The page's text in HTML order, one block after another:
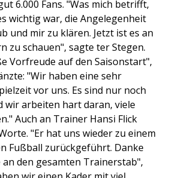
6.000 Fans. "Was mich betrifft,
wichtig war, die Angelegenheit
und mir zu klären. Jetzt ist es an
zu schauen", sagte ter Stegen.
Vorfreude auf den Saisonstart",
"Wir haben eine sehr
vor uns. Es sind nur noch
wir arbeiten hart daran, viele
Auch an Trainer Hansi Flick
"Er hat uns wieder zu einem
Fußball zurückgeführt. Danke
an den gesamten Trainerstab",